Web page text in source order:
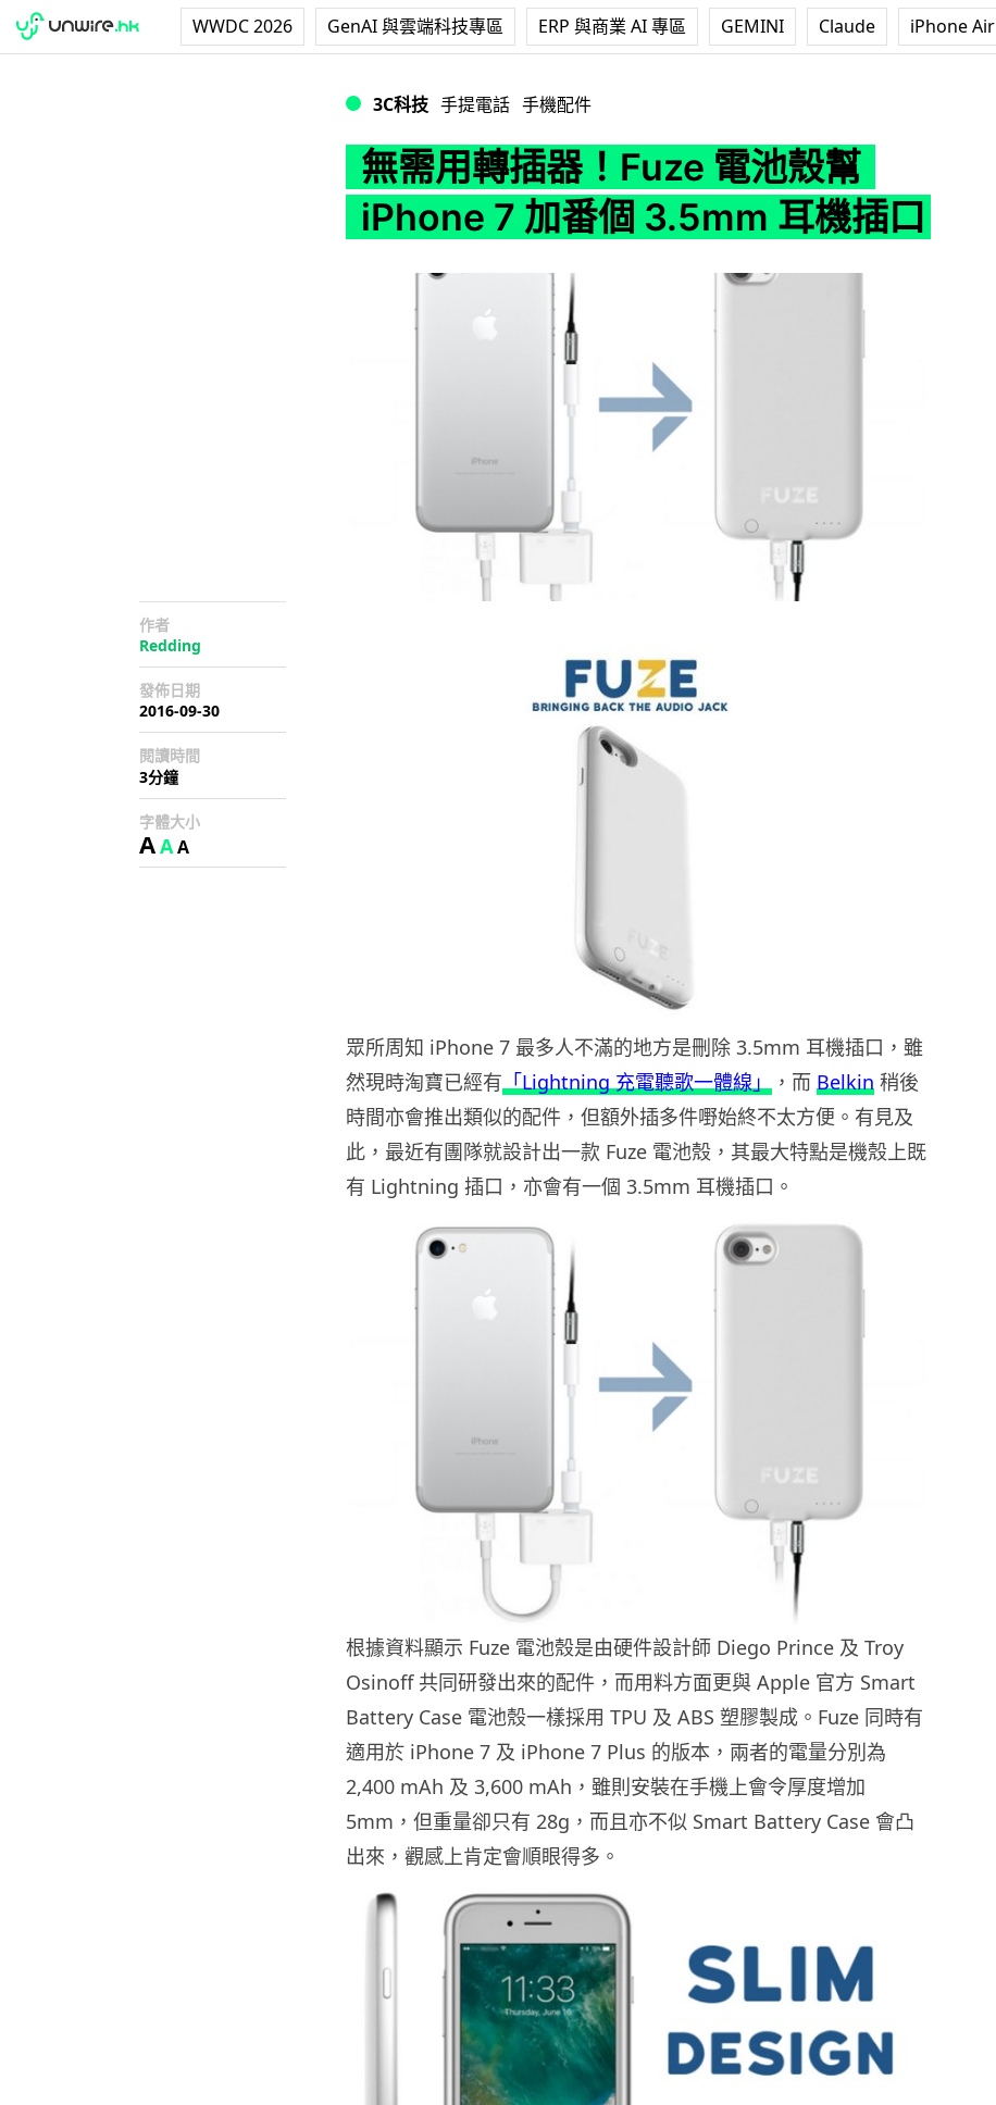
WWDC 2026 GenAI 與雲端科技專區 ERP 與商業 AI 專區 GEMINI Claude iPhone Air
3C科技 手提電話 手機配件
無需用轉插器！Fuze 電池殼幫
iPhone 7 加番個 3.5mm 耳機插口
作者
Redding
發佈日期
2016-09-30
閱讀時間
3分鐘
字體大小
AAA
眾所周知 iPhone 7 最多人不滿的地方是刪除 3.5mm 耳機插口，雖
然現時淘寶已經有「Lightning 充電聽歌一體線」 ，而 Belkin 稍後
時間亦會推出類似的配件，但額外插多件嘢始終不太方便。有見及
此，最近有團隊就設計出一款 Fuze 電池殼，其最大特點是機殼上既
有 Lightning 插口，亦會有一個 3.5mm 耳機插口。
根據資料顯示 Fuze 電池殼是由硬件設計師 Diego Prince 及 Troy
Osinoff 共同研發出來的配件，而用料方面更與 Apple 官方 Smart
Battery Case 電池殼一樣採用 TPU 及 ABS 塑膠製成。Fuze 同時有
適用於 iPhone 7 及 iPhone 7 Plus 的版本，兩者的電量分別為
2,400 mAh 及 3,600 mAh，雖則安裝在手機上會令厚度增加
5mm，但重量卻只有 28g，而且亦不似 Smart Battery Case 會凸
出來，觀感上肯定會順眼得多。